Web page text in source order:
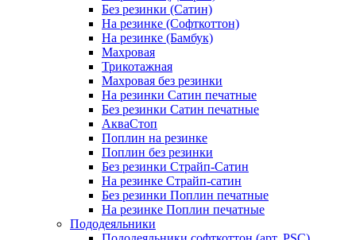
Без резинки (Сатин)
На резинке (Софткоттон)
На резинке (Бамбук)
Махровая
Трикотажная
Махровая без резинки
На резинки Сатин печатные
Без резинки Сатин печатные
АкваСтоп
Поплин на резинке
Поплин без резинки
Без резинки Страйп-Сатин
На резинке Страйп-сатин
Без резинки Поплин печатные
На резинке Поплин печатные
Пододеяльники